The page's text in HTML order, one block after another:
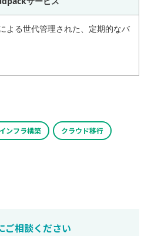
よる世代管理された、定期的なバ
インフラ構築 クラウド移行
ご相談ください